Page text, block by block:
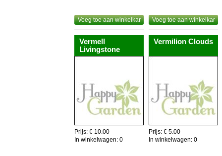
Voeg toe aan winkelkar Voeg toe aan winkelkar
Vermell
Livingstone
Prijs: € 10.00
In winkelwagen: 0
Vermilion Clouds
Prijs: € 5.00
In winkelwagen: 0